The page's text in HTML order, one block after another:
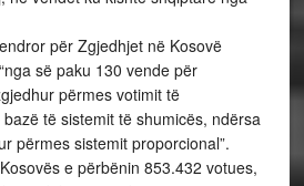
për Zgjedhjet në Kosovë
së paku 130 vende për
përmes votimit të
të sistemit të shumicës, ndërsa
përmes sistemit proporcional”.
e përbënin 853.432 votues,